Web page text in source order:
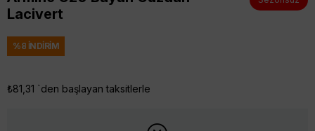
Lacivert
%8 İNDIRIM
₺81,31 `den başlayan taksitlerle